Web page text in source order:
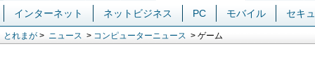
インターネット ネットビジネス PC モバイル セキ
とれまが > ニュース > コンピューターニュース > ゲーム